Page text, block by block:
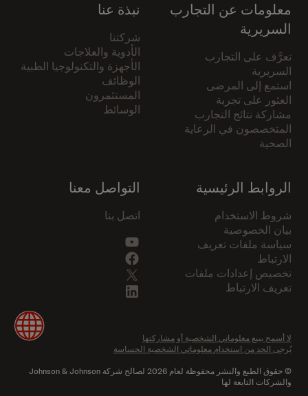
معلومات عن التجارب
السريرية
تعرَّف على التجارب
السريرية
استمع إلى المرضى
العثور على تجربة
مشاركة نتائج التجارب
المتخصصون في الرعاية
الصحية
نبذة عنا
شركتنا
الأدوية والعلاجات
الأجهزة والتكنولوجيا الطبية
الوظائف
المستثمرون
الوسائط
الروابط الرئيسية
شروط الاستخدام
بيان الخصوصية
سياسة ملفات تعريف
الارتباط
تخصيص إعدادات ملفات
تعريف الارتباط
التواصل معنا
اتصل بنا
لا أسمح ببيع معلوماتي الشخصية أو مشاركتها
يُرجى الحد من استخدام معلوماتي الشخصية الحساسة
© حقوق الطبع والنشر محفوظة لعام 2026
لصالح شركة Johnson & Johnson
والشركات التابعة لها